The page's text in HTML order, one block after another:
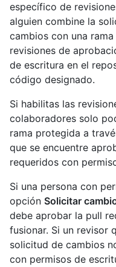
específico de
alguien combine la
cambios con una
revisiones de
de escritura en el
código designado.
Si habilitas las
colaboradores solo
rama protegida a
que se encuentre
requeridos con
Si una persona con
opción Solicitar
debe aprobar la pull
fusionar. Si un revisor
solicitud de cambios
con permisos de